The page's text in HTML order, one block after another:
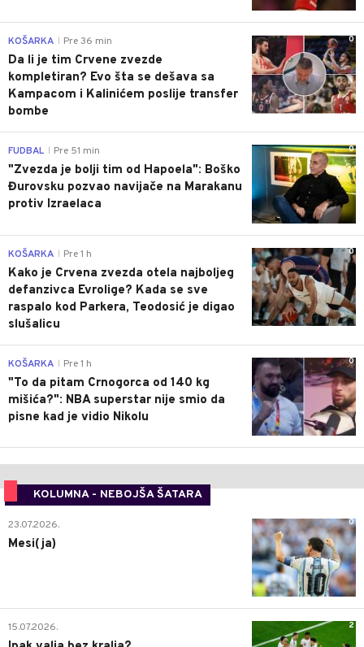
0
KOŠARKA Pre 36 min
Da li je tim Crvene zvezde
kompletiran? Evo šta se dešava sa
Kampacom i Kalinićem poslije transfer
bombe
0
FUDBAL Pre 51 min
"Zvezda je bolji tim od Hapoela": Boško
Đurovsku pozvao navijače na Marakanu
protiv Izraelaca
0
KOŠARKA Pre 1 h
Kako je Crvena zvezda otela najboljeg
defanzivca Evrolige? Kada se sve
raspalo kod Parkera, Teodosić je digao
slušalicu
0
KOŠARKA Pre 1 h
"To da pitam Crnogorca od 140 kg
mišića?": NBA superstar nije smio da
pisne kad je vidio Nikolu
KOLUMNA - NEBOJŠA ŠATARA
0
23.07.2026.
Mesi(ja)
2
15.07.2026.